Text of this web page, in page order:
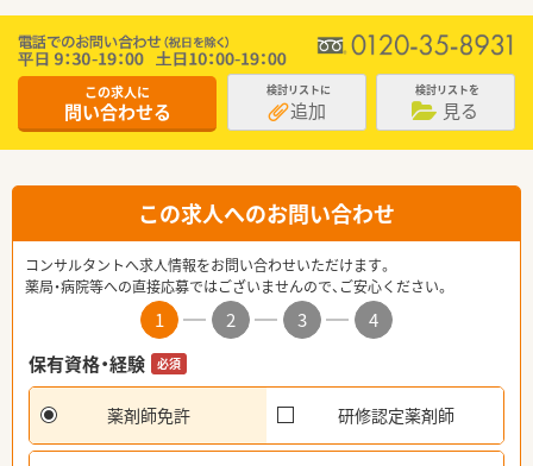
この求人に
問い合わせる
検討リストに
追加
検討リストを
見る
この求人へのお問い合わせ
コンサルタントへ求人情報をお問い合わせいただけます。
薬局・病院等への直接応募ではございませんので、ご安心ください。
1 2 3
4
保有資格・経験
必須
薬剤師免許 研修認定薬剤師